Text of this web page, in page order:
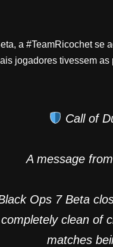
a #TeamRicochet
jogadores tivessem
Call of
A message
Ops 7 Beta
clean of
matches